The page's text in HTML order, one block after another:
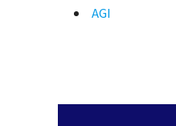
AGI